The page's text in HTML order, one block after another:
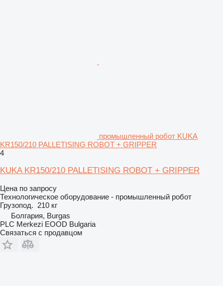
промышленный робот KUKA
KR150/210 PALLETISING ROBOT + GRIPPER
4
KUKA KR150/210 PALLETISING ROBOT + GRIPPER
Цена по запросу
Технологическое оборудование - промышленный робот
Грузопод. 210 кг
Болгария, Burgas
PLC Merkezi EOOD Bulgaria
Связаться с продавцом